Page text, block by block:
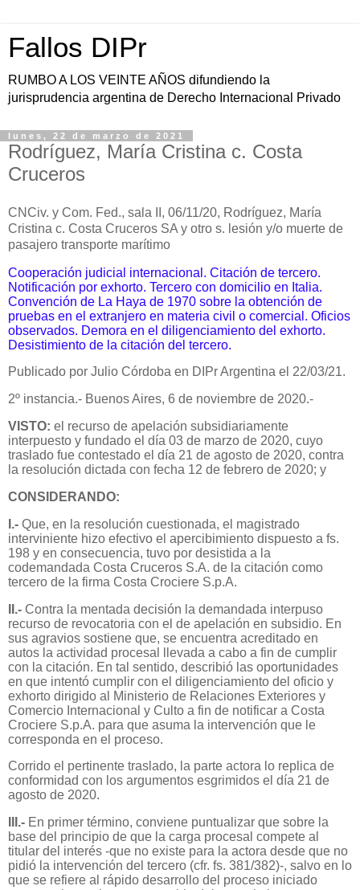
Fallos DIPr
RUMBO A LOS VEINTE AÑOS difundiendo la
jurisprudencia argentina de Derecho Internacional Privado
lunes, 22 de marzo de 2021
Rodríguez, María Cristina c. Costa
Cruceros
CNCiv. y Com. Fed., sala II, 06/11/20, Rodríguez, María
Cristina c. Costa Cruceros SA y otro s. lesión y/o muerte de
pasajero transporte marítimo
Cooperación judicial internacional. Citación de tercero.
Notificación por exhorto. Tercero con domicilio en Italia.
Convención de La Haya de 1970 sobre la obtención de
pruebas en el extranjero en materia civil o comercial. Oficios
observados. Demora en el diligenciamiento del exhorto.
Desistimiento de la citación del tercero.
Publicado por Julio Córdoba en DIPr Argentina el 22/03/21.
2º instancia.- Buenos Aires, 6 de noviembre de 2020.-
VISTO: el recurso de apelación subsidiariamente
interpuesto y fundado el día 03 de marzo de 2020, cuyo
traslado fue contestado el día 21 de agosto de 2020, contra
la resolución dictada con fecha 12 de febrero de 2020; y
CONSIDERANDO:
I.- Que, en la resolución cuestionada, el magistrado
interviniente hizo efectivo el apercibimiento dispuesto a fs.
198 y en consecuencia, tuvo por desistida a la
codemandada Costa Cruceros S.A. de la citación como
tercero de la firma Costa Crociere S.p.A.
II.- Contra la mentada decisión la demandada interpuso
recurso de revocatoria con el de apelación en subsidio. En
sus agravios sostiene que, se encuentra acreditado en
autos la actividad procesal llevada a cabo a fin de cumplir
con la citación. En tal sentido, describió las oportunidades
en que intentó cumplir con el diligenciamiento del oficio y
exhorto dirigido al Ministerio de Relaciones Exteriores y
Comercio Internacional y Culto a fin de notificar a Costa
Crociere S.p.A. para que asuma la intervención que le
corresponda en el proceso.
Corrido el pertinente traslado, la parte actora lo replica de
conformidad con los argumentos esgrimidos el día 21 de
agosto de 2020.
III.- En primer término, conviene puntualizar que sobre la
base del principio de que la carga procesal compete al
titular del interés -que no existe para la actora desde que no
pidió la intervención del tercero (cfr. fs. 381/382)-, salvo en lo
que se refiere al rápido desarrollo del proceso iniciado